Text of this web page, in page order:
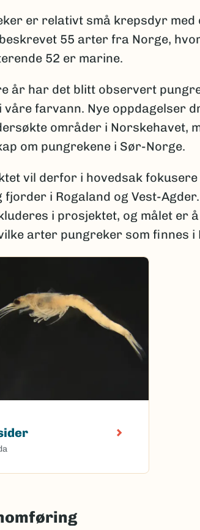
er relativt små krepsdyr med
55 arter fra Norge,
52 er marine.
år har det blitt observert
våre farvann. Nye oppdagelser
områder i Norskehavet,
om pungrekene i Sør-Norge.
vil derfor i hovedsak
fjorder i Rogaland og Vest-
i prosjektet, og målet er
arter pungreker som finnes i